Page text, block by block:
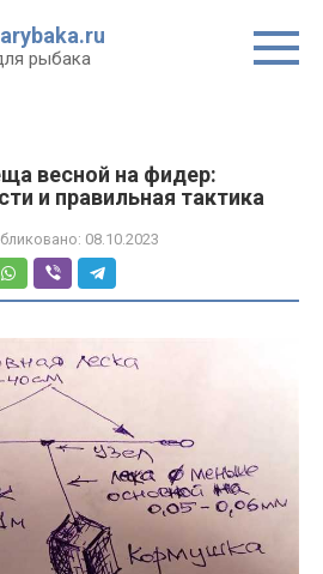
рыбака
весной на фидер:
и правильная тактика
08.10.2023